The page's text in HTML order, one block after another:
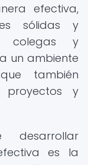
efectiva,
sólidas y
colegas y
un ambiente
también
y
es la